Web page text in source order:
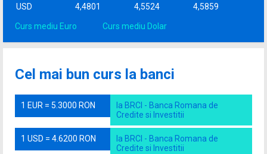
USD
4,4801 4,5524 4,5859
Curs mediu Euro Curs mediu Dolar
Cel mai bun curs la banci
1 EUR = 5.3000 RON
la BRCI - Banca Romana de
Credite si Investitii
1 USD = 4.6200 RON
la BRCI - Banca Romana de
Credite si Investitii